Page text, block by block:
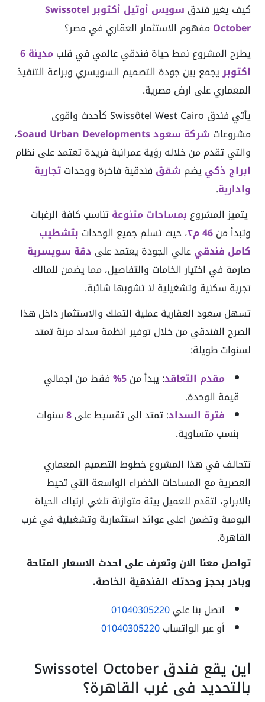
كيف يغير فندق
سويس أوتيل أكتوبر Swissotel
October مفهوم الاستثمار العقاري في مصر؟
يطرح المشروع نمط حياة فندقي عالمي في قلب
مدينة 6
اكتوبريجمع بين جودة التصميم السويسري وبراعة التنفيذ
المعماري على ارض مصرية.
يأتي فندق Swissôtel West Cairo كأحدث واقوى
مشروعات شركة سعود Soaud Urban Developments
،
والتي تقدم من خلاله رؤية عمرانية فريدة تعتمد على نظام
ابراج ذكييضم شقق فندقية فاخرة ووحداتتجارية
وادارية.
يتميز المشروع بمساحات متنوعةتناسب كافة الرغبات
وتبدأ من
، حيث تسلم جميع الوحدات بتشطيب
كامل فندقيعالي الجودة يعتمد على دقة سويسرية
صارمة في اختيار الخامات والتفاصيل، مما يضمن للمالك
تجربة سكنية وتشغيلية لا تشوبها شائبة.
تسهل سعود العقارية عملية التملك والاستثمار داخل هذا
الصرح الفندقي من خلال توفير انظمة سداد مرنة تمتد
لسنوات طويلة:
مقدم التعاقد: يبدأ من5%
فقط من اجمالي
قيمة الوحدة.
فترة السداد: تمتد الى تقسيط على8سنوات
بنسب متساوية.
تتحالف في هذا المشروع خطوط التصميم المعماري
العصرية مع المساحات الخضراء الواسعة التي تحيط
بالابراج، لتقدم للعميل بيئة متوازنة تلغي ارتباك الحياة
اليومية وتضمن اعلى عوائد استثمارية وتشغيلية في غرب
القاهرة.
تواصل معنا الان وتعرف على احدث الاسعار المتاحة
وبادر بحجز وحدتك الفندقية الخاصة.
اتصل بنا علي01040305220
أو عبر الواتساب01040305220
اين يقع فندق Swissotel October
بالتحديد في غرب القاهرة؟